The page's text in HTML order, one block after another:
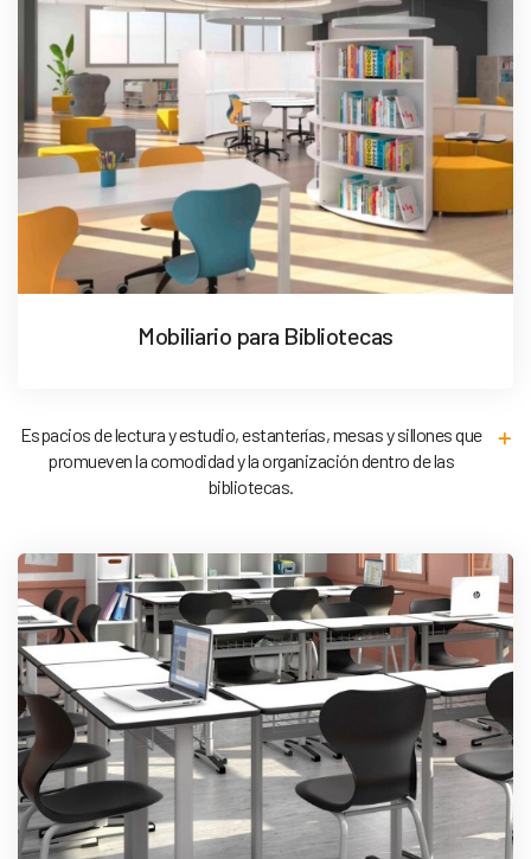
Mobiliario para Bibliotecas
Espacios de lectura y estudio, estanterías, mesas y sillones que
promueven la comodidad y la organización dentro de las
bibliotecas.